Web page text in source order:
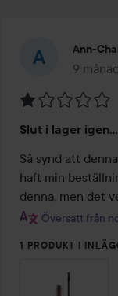
Ann-
9
Inlägget
1
av
5
Slut i lager igen...
Så synd att
haft min
Översatt från
1 PRODUKT I